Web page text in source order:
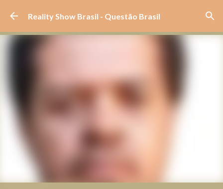
Pular para o conteúdo principal
Reality Show Brasil - Questão Brasil